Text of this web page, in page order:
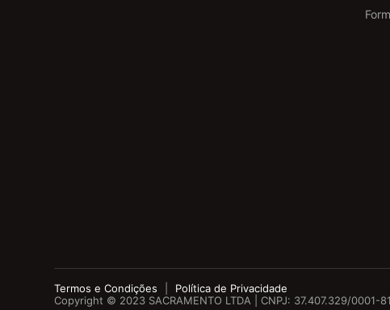
Termos e Condições
Política de Privacidade
Copyright © 2023 SACRAMENTO LTDA | CNPJ: 37.407.329/0001-81